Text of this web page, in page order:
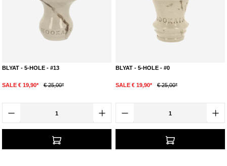
BLYAT - 5-HOLE - #13
SALE € 19,90* € 25,00*
BLYAT - 5-HOLE - #0
SALE € 19,90* € 25,00*